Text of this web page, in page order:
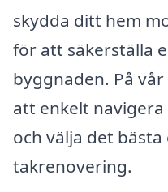
skydda ditt hem
för att säkerställa
byggnaden. På
att enkelt
och välja det
takrenovering.